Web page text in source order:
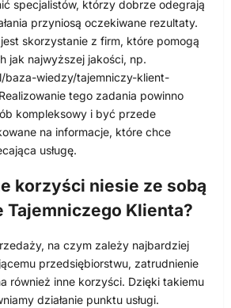
specjalistów, którzy dobrze odegrają
przyniosą oczekiwane rezultaty.
jest skorzystanie z firm, które pomogą
jak najwyższej jakości, np.
baza-wiedzy/tajemniczy-klient-
tego zadania powinno
kompleksowy i być przede
na informacje, które chce
usługę.
korzyści niesie ze sobą
Tajemniczego Klienta?
na czym zależy najbardziej
przedsiębiorstwu, zatrudnienie
również inne korzyści. Dzięki takiemu
działanie punktu usługi.